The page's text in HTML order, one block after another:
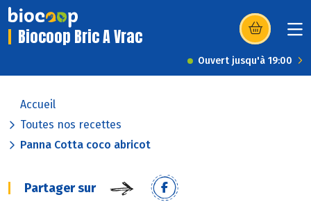
Biocoop Bric A Vrac (s’ouvre dans
Ouvert jusqu'à 19:00
Accueil
Toutes nos recettes
Panna Cotta coco abricot
Partager sur